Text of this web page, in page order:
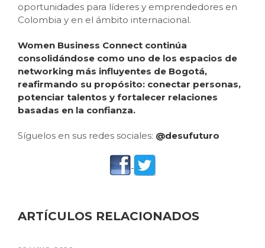
oportunidades para líderes y emprendedores en
Colombia y en el ámbito internacional.
Women Business Connect continúa
consolidándose como uno de los espacios de
networking más influyentes de Bogotá,
reafirmando su propósito: conectar personas,
potenciar talentos y fortalecer relaciones
basadas en la confianza.
Síguelos en sus redes sociales: @desufuturo
ARTÍCULOS RELACIONADOS